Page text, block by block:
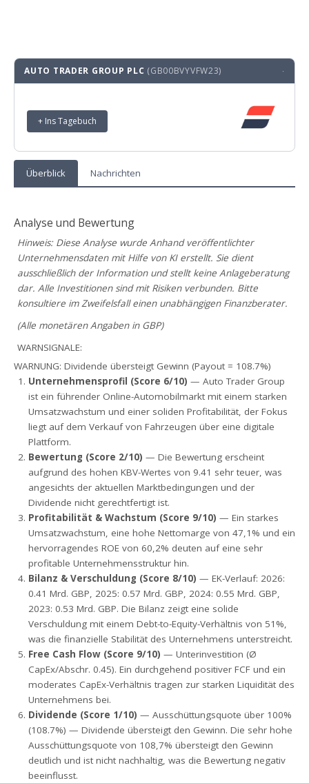
AUTO TRADER GROUP PLC (GB00BVYVFW23) ·
+ Ins Tagebuch
Überblick Nachrichten
Analyse und Bewertung
Hinweis: Diese Analyse wurde Anhand veröffentlichter
Unternehmensdaten mit Hilfe von KI erstellt. Sie dient
ausschließlich der Information und stellt keine Anlageberatung
dar. Alle Investitionen sind mit Risiken verbunden. Bitte
konsultiere im Zweifelsfall einen unabhängigen Finanzberater.
(Alle monetären Angaben in GBP)
WARNSIGNALE:
WARNUNG: Dividende übersteigt Gewinn (Payout = 108.7%)
Unternehmensprofil (Score 6/10) — Auto Trader Group
ist ein führender Online-Automobilmarkt mit einem starken
Umsatzwachstum und einer soliden Profitabilität, der Fokus
liegt auf dem Verkauf von Fahrzeugen über eine digitale
Plattform.
Bewertung (Score 2/10) — Die Bewertung erscheint
aufgrund des hohen KBV-Wertes von 9.41 sehr teuer, was
angesichts der aktuellen Marktbedingungen und der
Dividende nicht gerechtfertigt ist.
Profitabilität & Wachstum (Score 9/10) — Ein starkes
Umsatzwachstum, eine hohe Nettomarge von 47,1% und ein
hervorragendes ROE von 60,2% deuten auf eine sehr
profitable Unternehmensstruktur hin.
Bilanz & Verschuldung (Score 8/10) — EK-Verlauf: 2026:
0.41 Mrd. GBP, 2025: 0.57 Mrd. GBP, 2024: 0.55 Mrd. GBP,
2023: 0.53 Mrd. GBP. Die Bilanz zeigt eine solide
Verschuldung mit einem Debt-to-Equity-Verhältnis von 51%,
was die finanzielle Stabilität des Unternehmens unterstreicht.
Free Cash Flow (Score 9/10) — Unterinvestition (Ø
CapEx/Abschr. 0.45). Ein durchgehend positiver FCF und ein
moderates CapEx-Verhältnis tragen zur starken Liquidität des
Unternehmens bei.
Dividende (Score 1/10) — Ausschüttungsquote über 100%
(108.7%) — Dividende übersteigt den Gewinn. Die sehr hohe
Ausschüttungsquote von 108,7% übersteigt den Gewinn
deutlich und ist nicht nachhaltig, was die Bewertung negativ
beeinflusst.